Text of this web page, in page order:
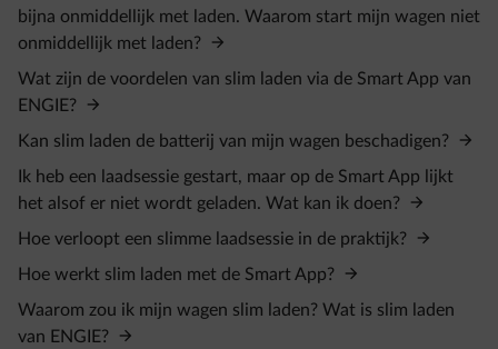
bijna onmiddellijk met laden. Waarom start mijn wagen niet
onmiddellijk met laden?
Wat zijn de voordelen van slim laden via de Smart App van
ENGIE?
Kan slim laden de batterij van mijn wagen beschadigen?
Ik heb een laadsessie gestart, maar op de Smart App lijkt
het alsof er niet wordt geladen. Wat kan ik doen?
Hoe verloopt een slimme laadsessie in de praktijk?
Hoe werkt slim laden met de Smart App?
Waarom zou ik mijn wagen slim laden? Wat is slim laden
van ENGIE?